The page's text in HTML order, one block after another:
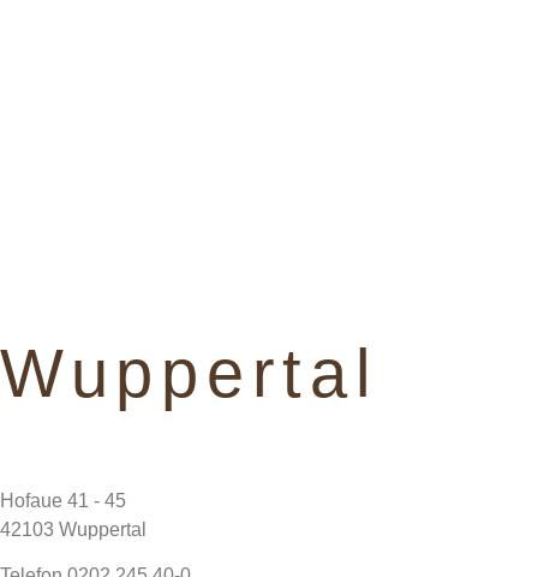
Wuppertal
Hofaue 41 - 45
42103 Wuppertal